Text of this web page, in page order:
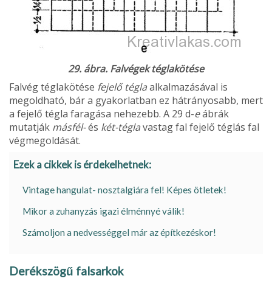
29. ábra. Falvégek téglakötése
Falvég téglakötése fejelő téglaalkalmazásával is
megoldható, bár a gyakorlatban ez hátrányosabb, mert
a fejelő tégla faragása nehezebb. A 29 d-eábrák
mutatják másfél-és két-téglavastag fal fejelő téglás fal
végmegoldását.
Ezek a cikkek is érdekelhetnek:
Vintage hangulat- nosztalgiára fel! Képes ötletek!
Mikor a zuhanyzás igazi élménnyé válik!
Számoljon a nedvességgel már az építkezéskor!
Derékszögű falsarkok